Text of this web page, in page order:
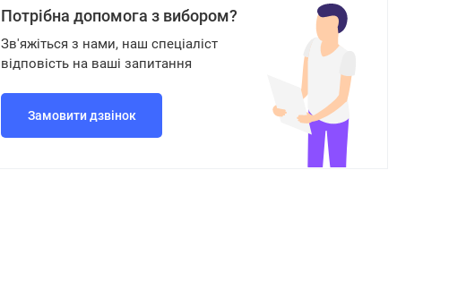
Потрібна допомога з вибором?
Зв'яжіться з нами, наш спеціаліст
відповість на ваші запитання
Замовити дзвінок